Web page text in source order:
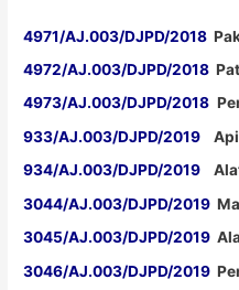
4971/AJ.003/DJPD/2018
4972/AJ.003/DJPD/2018
4973/AJ.003/DJPD/2018
933/AJ.003/DJPD/2019
934/AJ.003/DJPD/2019
3044/AJ.003/DJPD/2019
3045/AJ.003/DJPD/2019
3046/AJ.003/DJPD/2019